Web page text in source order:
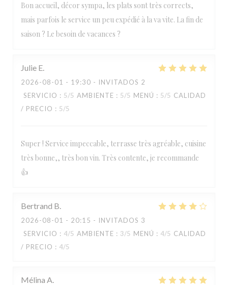
Bon accueil, décor sympa, les plats sont très corrects,
mais parfois le service un peu expédié à la va vite. La fin de
saison ? Le besoin de vacances ?
Julie E
2026-08-01 - 19:30 - INVITADOS 2
SERVICIO : 5/5 AMBIENTE : 5/5 MENÚ : 5/5 CALIDAD
/ PRECIO : 5/5
Super ! Service impeccable, terrasse très agréable, cuisine
très bonne,, très bon vin. Très contente, je recommande
👍
Bertrand B
2026-08-01 - 20:15 - INVITADOS 3
SERVICIO : 4/5 AMBIENTE : 3/5 MENÚ : 4/5 CALIDAD
/ PRECIO : 4/5
Mélina A